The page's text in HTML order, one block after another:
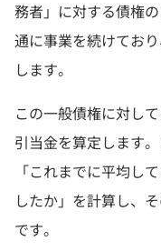
務者」に対する債権
通に事業を続けてお
します。
この一般債権に対して
引当金を算定します
「これまでに平均し
したか」を計算し、
です。